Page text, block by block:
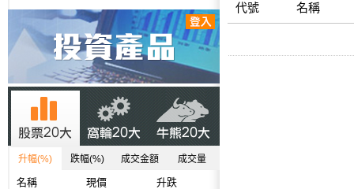
升幅(%) 跌幅(%) 成交金額 成交量
名稱 現價 升跌
代號 名稱